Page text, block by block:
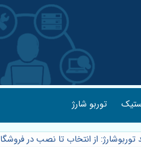
توربو شارژ
توربوشارژ: از انتخاب تا نصب در